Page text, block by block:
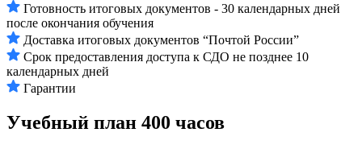
Готовность итоговых документов - 30 календарных дней
после окончания обучения
Доставка итоговых документов “Почтой России”
Срок предоставления доступа к СДО не позднее 10
календарных дней
Гарантии
Учебный план 400 часов